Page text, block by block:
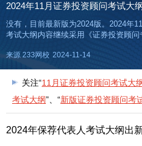
2024年11月证券投资顾问考试大
没有，目前最新版为2024版。2024年
考试大纲内容继续采用《证券投资顾
(2024)》，具体内容如下文。【2024
员】【答题闯关赢京东卡】【考点速记
来源 233网校 2024-11-14
关注“11月证券投资顾问考试大
考试大纲”、“新版证券投资顾问考
2024年保荐代表人考试大纲出